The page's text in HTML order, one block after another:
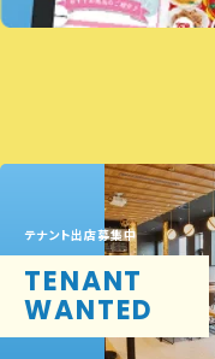
テナント出店募集中
TENANT
WANTED